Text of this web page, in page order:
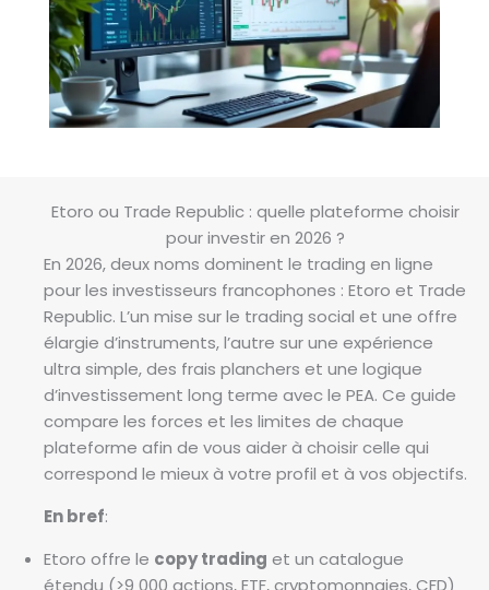
Etoro ou Trade Republic : quelle plateforme choisir
pour investir en 2026 ?
En 2026, deux noms dominent le trading en ligne
pour les investisseurs francophones : Etoro et Trade
Republic. L’un mise sur le trading social et une offre
élargie d’instruments, l’autre sur une expérience
ultra simple, des frais planchers et une logique
d’investissement long terme avec le PEA. Ce guide
compare les forces et les limites de chaque
plateforme afin de vous aider à choisir celle qui
correspond le mieux à votre profil et à vos objectifs.
En bref:
Etoro offre le copy trading et un catalogue
étendu (>9 000 actions, ETF, cryptomonnaies, CFD)